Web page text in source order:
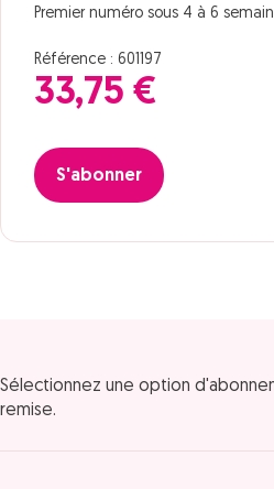
Premier numéro sous 4 à 6
Référence : 601197
33,75 €
S'abonner
Sélectionnez une option
remise.